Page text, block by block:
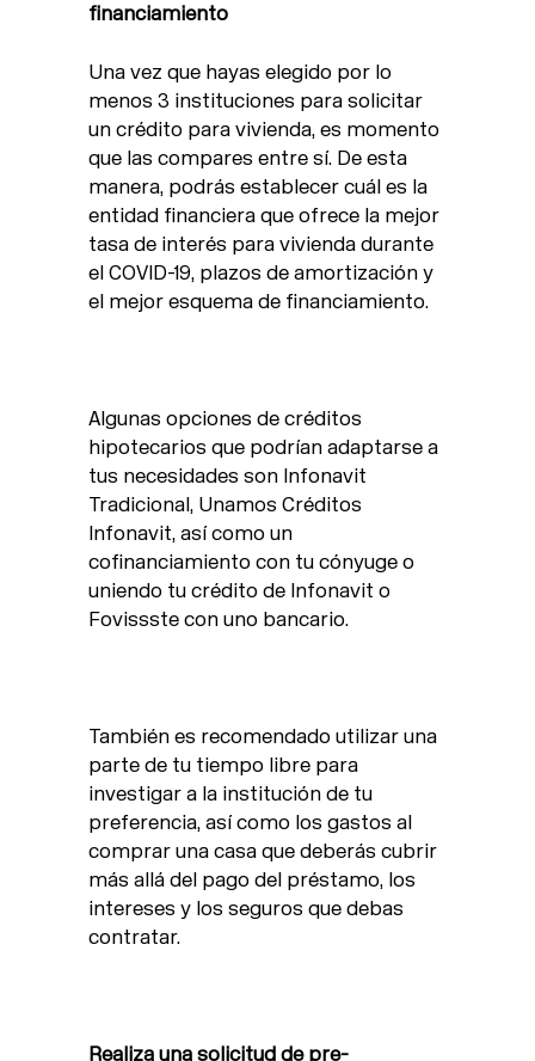
financiamiento
Una vez que hayas elegido por lo
menos 3 instituciones para solicitar
un crédito para vivienda, es momento
que las compares entre sí. De esta
manera, podrás establecer cuál es la
entidad financiera que ofrece la mejor
tasa de interés para vivienda durante
el COVID-19, plazos de amortización y
el mejor esquema de financiamiento.
Algunas opciones de créditos
hipotecarios que podrían adaptarse a
tus necesidades son Infonavit
Tradicional, Unamos Créditos
Infonavit, así como un
cofinanciamiento con tu cónyuge o
uniendo tu crédito de Infonavit o
Fovissste con uno bancario.
También es recomendado utilizar una
parte de tu tiempo libre para
investigar a la institución de tu
preferencia, así como los gastos al
comprar una casa que deberás cubrir
más allá del pago del préstamo, los
intereses y los seguros que debas
contratar.
Realiza una solicitud de pre-